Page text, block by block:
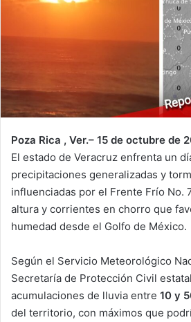
Poza Rica , Ver.– 15 de octubre de
El estado de Veracruz enfrenta un
precipitaciones generalizadas y
influenciadas por el Frente Frío No.
altura y corrientes en chorro que
humedad desde el Golfo de México.
Según el Servicio Meteorológico
Secretaría de Protección Civil
acumulaciones de lluvia entre 10 y
del territorio, con máximos que